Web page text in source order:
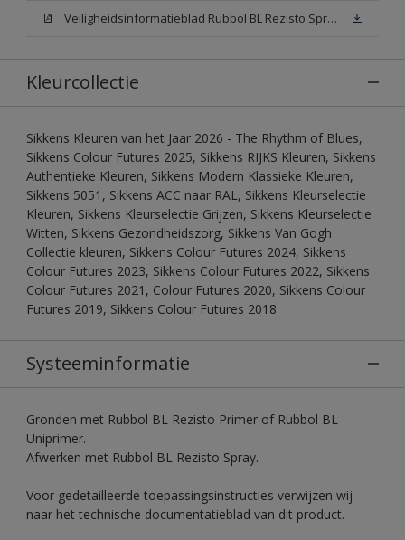
Veiligheidsinformatieblad Rubbol BL Rezisto Spray N00 (MSDS)
Kleurcollectie
Sikkens Kleuren van het Jaar 2026 - The Rhythm of Blues,
Sikkens Colour Futures 2025, Sikkens RIJKS Kleuren, Sikkens
Authentieke Kleuren, Sikkens Modern Klassieke Kleuren,
Sikkens 5051, Sikkens ACC naar RAL, Sikkens Kleurselectie
Kleuren, Sikkens Kleurselectie Grijzen, Sikkens Kleurselectie
Witten, Sikkens Gezondheidszorg, Sikkens Van Gogh
Collectie kleuren, Sikkens Colour Futures 2024, Sikkens
Colour Futures 2023, Sikkens Colour Futures 2022, Sikkens
Colour Futures 2021, Colour Futures 2020, Sikkens Colour
Futures 2019, Sikkens Colour Futures 2018
Systeeminformatie
Gronden met Rubbol BL Rezisto Primer of Rubbol BL
Uniprimer.
Afwerken met Rubbol BL Rezisto Spray.
Voor gedetailleerde toepassingsinstructies verwijzen wij
naar het technische documentatieblad van dit product.